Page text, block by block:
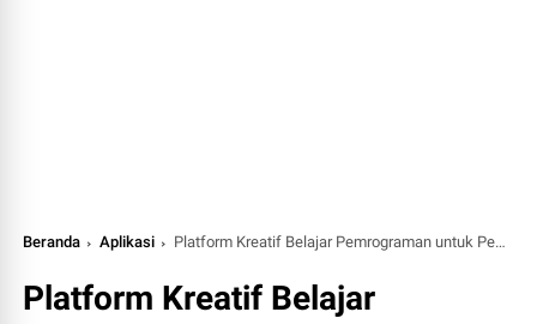
Beranda Aplikasi Platform Kreatif Belajar Pemrograman untuk Pemula Siswa SD-SMP
Platform Kreatif Belajar